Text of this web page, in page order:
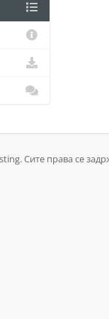
Сите права се